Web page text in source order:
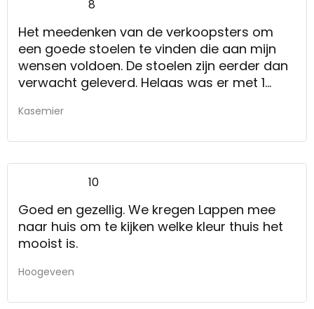
8
Het meedenken van de verkoopsters om
een goede stoelen te vinden die aan mijn
wensen voldoen. De stoelen zijn eerder dan
verwacht geleverd. Helaas was er met 1
schroeven en 1 rugkussen die dubbel was
paar weken dat de klachten zijn verholpen.
Kasemier
10
Goed en gezellig. We kregen Lappen mee
naar huis om te kijken welke kleur thuis het
mooist is.
Hoogeveen